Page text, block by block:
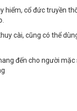
hiểm, cổ đức truyền
cài, cũng có thể
đến cho người mặc